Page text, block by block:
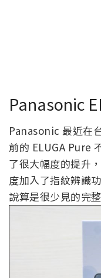
Panasonic
Panasonic 最近在
前的 ELUGA Pure
了很大幅度的提升
度加入了指紋辨識
說算是很少見的完